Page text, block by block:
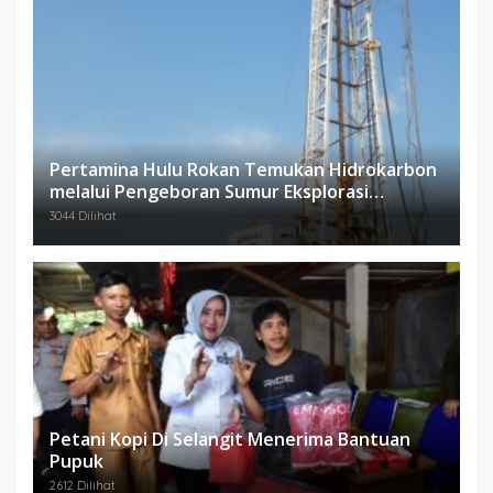
Pertamina Hulu Rokan Temukan Hidrokarbon
melalui Pengeboran Sumur Eksplorasi
Anggrek Violet (AVO)-001
3044 Dilihat
Petani Kopi Di Selangit Menerima Bantuan
Pupuk
2612 Dilihat